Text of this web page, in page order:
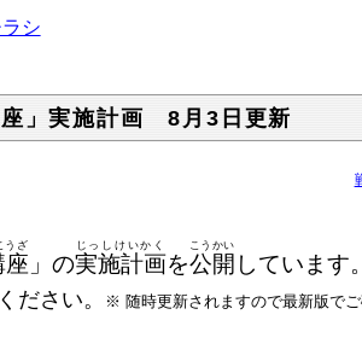
シ
座」実施計画 8月3日更新
座
うざ
」の実施計画
じっしけいかく
を公開
こうかい
しています。
ださい。
※ 随時更新されますので最新版でご